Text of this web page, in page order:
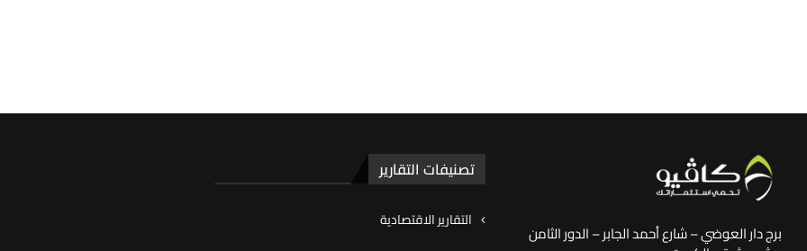
برج دار العوضي – شارع أحمد الجابر – الدور الثامن
تصنيفات التقارير
التقارير الاقتصادية